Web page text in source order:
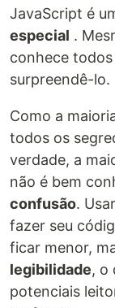
JavaScript é
especial .
conhece todos
surpreendê-lo.
Como a
todos os
verdade, a
não é bem
confusão.
fazer seu
ficar menor,
legibilidade, o
potenciais